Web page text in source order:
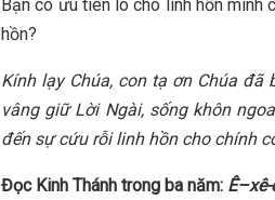
Bạn có ưu tiên lo cho linh hồn mình
hồn?
Kính lạy Chúa, con tạ ơn Chúa
vâng giữ Lời Ngài, sống khôn
đến sự cứu rỗi linh hồn cho chính
Đọc Kinh Thánh trong ba năm: Ê–x